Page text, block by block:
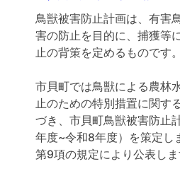
鳥獣被害防止計画は、有害
害の防止を目的に、捕獲等
止の背策を定めるものです。
市貝町では鳥獣による農林
止のための特別措置に関す
づき、市貝町鳥獣被害防止
年度~令和8年度）を策定し
第9項の規定により公表しま